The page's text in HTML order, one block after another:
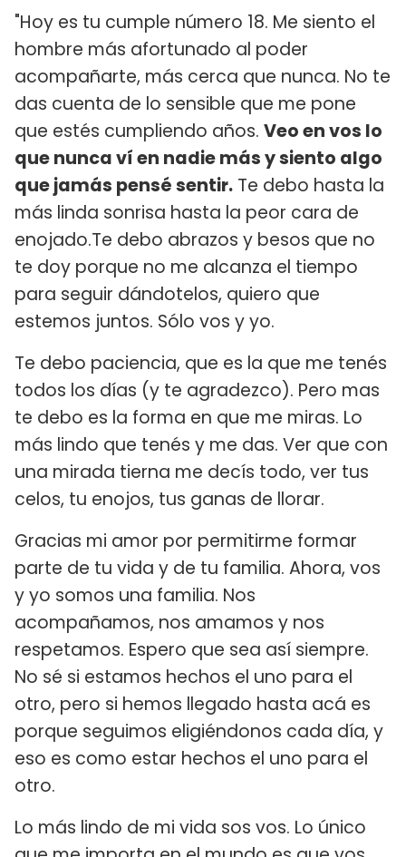
"Hoy es tu cumple número 18. Me siento el
hombre más afortunado al poder
acompañarte, más cerca que nunca. No te
das cuenta de lo sensible que me pone
que estés cumpliendo años. Veo en vos lo
que nunca ví en nadie más y siento algo
que jamás pensé sentir. Te debo hasta la
más linda sonrisa hasta la peor cara de
enojado.Te debo abrazos y besos que no
te doy porque no me alcanza el tiempo
para seguir dándotelos, quiero que
estemos juntos. Sólo vos y yo.
Te debo paciencia, que es la que me tenés
todos los días (y te agradezco). Pero mas
te debo es la forma en que me miras. Lo
más lindo que tenés y me das. Ver que con
una mirada tierna me decís todo, ver tus
celos, tu enojos, tus ganas de llorar.
Gracias mi amor por permitirme formar
parte de tu vida y de tu familia. Ahora, vos
y yo somos una familia. Nos
acompañamos, nos amamos y nos
respetamos. Espero que sea así siempre.
No sé si estamos hechos el uno para el
otro, pero si hemos llegado hasta acá es
porque seguimos eligiéndonos cada día, y
eso es como estar hechos el uno para el
otro.
Lo más lindo de mi vida sos vos. Lo único